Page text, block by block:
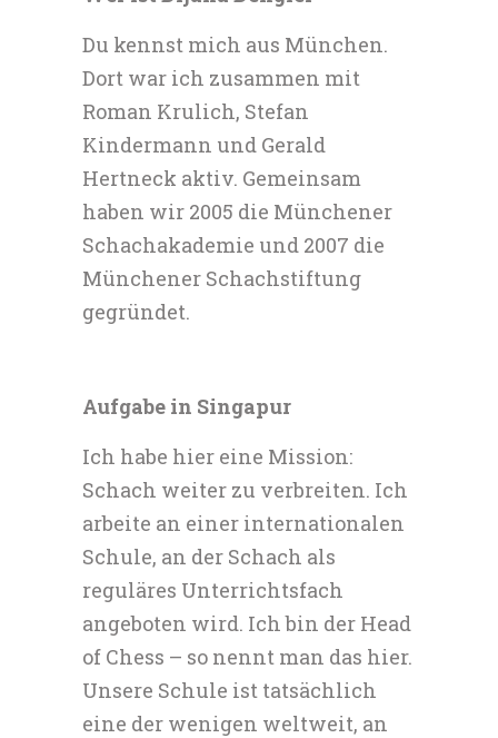
Du kennst mich aus München.
Dort war ich zusammen mit
Roman Krulich, Stefan
Kindermann und Gerald
Hertneck aktiv. Gemeinsam
haben wir 2005 die Münchener
Schachakademie und 2007 die
Münchener Schachstiftung
gegründet.
Aufgabe in Singapur
Ich habe hier eine Mission:
Schach weiter zu verbreiten. Ich
arbeite an einer internationalen
Schule, an der Schach als
reguläres Unterrichtsfach
angeboten wird. Ich bin der Head
of Chess – so nennt man das hier.
Unsere Schule ist tatsächlich
eine der wenigen weltweit, an